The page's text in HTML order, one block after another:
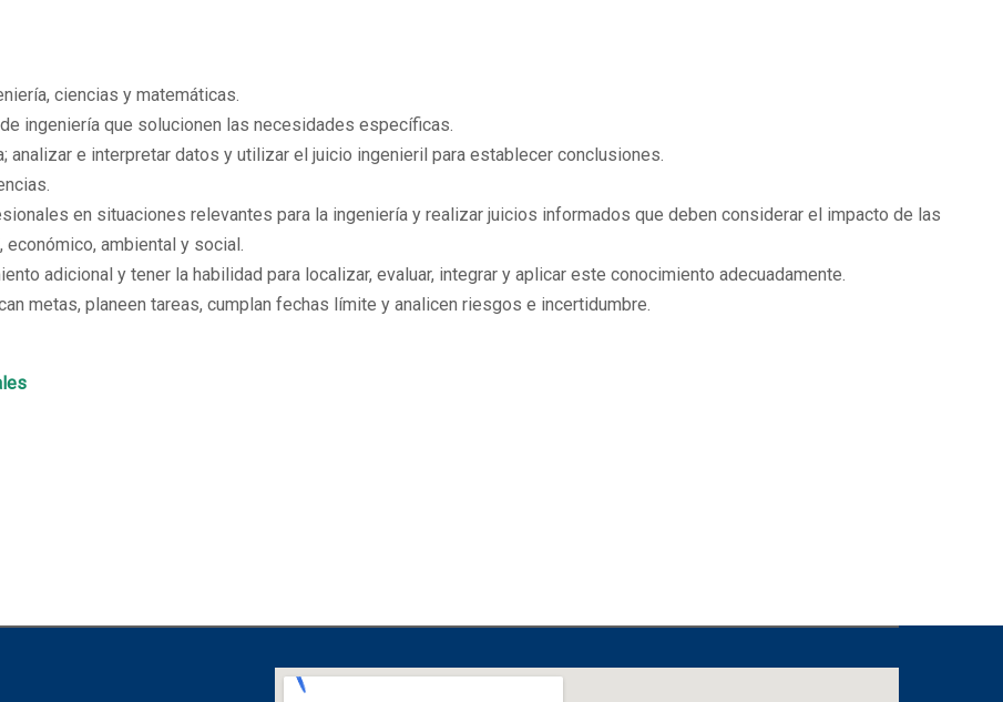
ciencias y matemáticas.
ingeniería que solucionen las necesidades específicas.
analizar e interpretar datos y utilizar el juicio ingenieril para establecer conclusiones.
en situaciones relevantes para la ingeniería y realizar juicios informados que deben considerar el impacto de las
ambiental y social.
adicional y tener la habilidad para localizar, evaluar, integrar y aplicar este conocimiento adecuadamente.
metas, planeen tareas, cumplan fechas límite y analicen riesgos e incertidumbre.